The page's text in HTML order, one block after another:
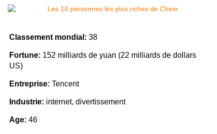
Classement mondial: 38
Fortune: 152 milliards de yuan (22 milliards de dollars
US)
Entreprise: Tencent
Industrie: internet, divertissement
Age: 46